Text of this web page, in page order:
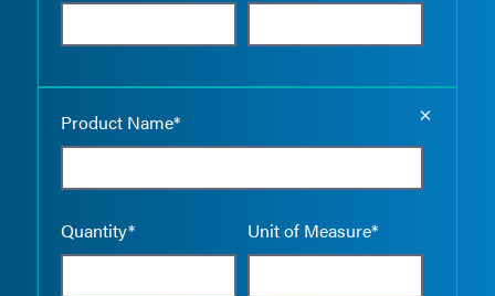
Product Name*
Quantity* Unit of Measure*